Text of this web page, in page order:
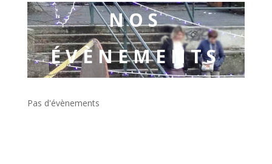
NOS
ÉVÈNEMENTS
Pas d'évènements